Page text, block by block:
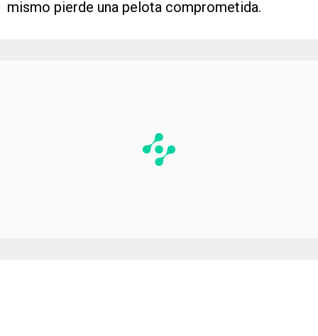
mismo pierde una pelota comprometida.